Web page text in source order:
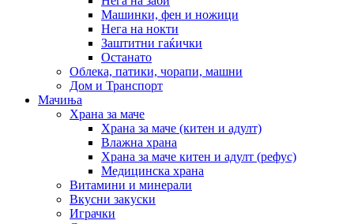
Машинки, фен и ножици
Нега на нокти
Заштитни гаќички
Останато
Облека, патики, чорапи, машни
Дом и Транспорт
Мачиња
Храна за маче
Храна за маче (китен и адулт)
Влажна храна
Храна за маче китен и адулт (рефус)
Медицинска храна
Витамини и минерали
Вкусни закуски
Играчки